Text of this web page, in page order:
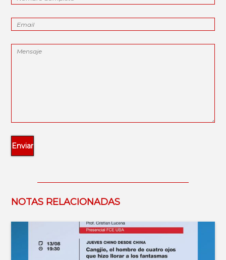
NOTAS RELACIONADAS